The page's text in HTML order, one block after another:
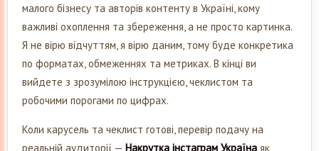
малого бізнесу та авторів контенту в Україні, кому
важливі охоплення та збереження, а не просто картинка.
Я не вірю відчуттям, я вірю даним, тому буде конкретика
по форматах, обмеженнях та метриках. В кінці ви
вийдете з зрозумілою інструкцією, чеклистом та
робочими порогами по цифрах.
Коли карусель та чеклист готові, перевір подачу на
реальній аудиторії — Накрутка інстаграм Україна як